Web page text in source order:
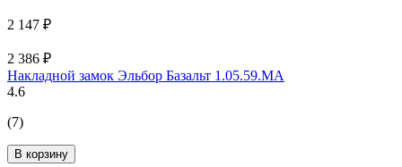
2 147 ₽
2 386 ₽
Накладной замок Эльбор Базальт 1.05.59.МА
4.6
(7)
В корзину